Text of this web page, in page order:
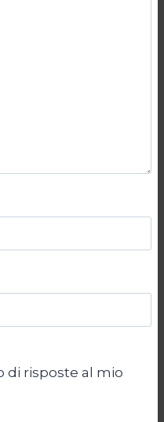
di risposte al mio